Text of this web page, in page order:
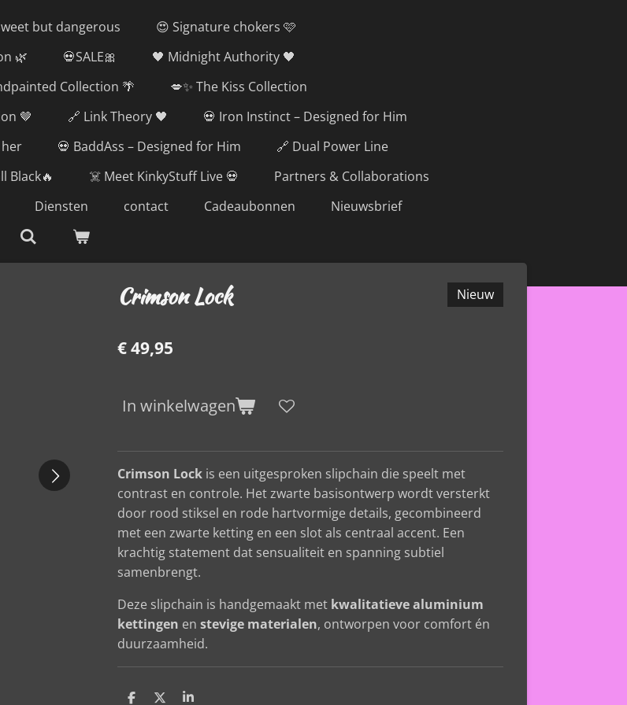
but dangerous
😍 Signature chokers 🩷
🌿
💀SALE🎀
🖤 Midnight Authority 🖤
Collection 🌴
💋✨ The Kiss Collection
🤎
🔗 Link Theory 🖤
💀 Iron Instinct – Designed for Him
💀 BaddAss – Designed for Him
🔗 Dual Power Line
Black🔥
☠️ Meet KinkyStuff Live 💀
Partners & Collaborations
Diensten contact Cadeaubonnen
Nieuwsbrief
Crimson Lock Nieuw
€ 49,95
In winkelwagen
Crimson Lock is een uitgesproken slipchain die speelt met
contrast en controle. Het zwarte basisontwerp wordt versterkt
door rood stiksel en rode hartvormige details, gecombineerd
met een zwarte ketting en een slot als centraal accent. Een
krachtig statement dat sensualiteit en spanning subtiel
samenbrengt.
Deze slipchain is handgemaakt met kwalitatieve aluminium
kettingen en stevige materialen, ontworpen voor comfort én
duurzaamheid.
D
D
S